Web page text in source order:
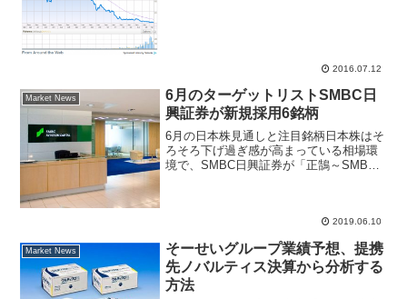
2016.07.12
Market News
6月のターゲットリストSMBC日
興証券が新規採用6銘柄
6月の日本株見通しと注目銘柄日本株はそ
ろそろ下げ過ぎ感が高まっている相場環
境で、SMBC日興証券が「正鵠～SMBC
2019.06.10
Market News
そーせいグループ業績予想、提携
先ノバルティス決算から分析する
方法